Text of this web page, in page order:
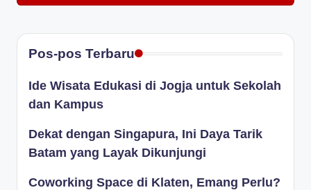
Pos-pos Terbaru
Ide Wisata Edukasi di Jogja untuk Sekolah
dan Kampus
Dekat dengan Singapura, Ini Daya Tarik
Batam yang Layak Dikunjungi
Coworking Space di Klaten, Emang Perlu?